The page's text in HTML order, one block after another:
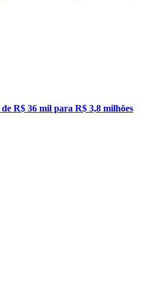
R$ 36 mil para R$ 3,8 milhões